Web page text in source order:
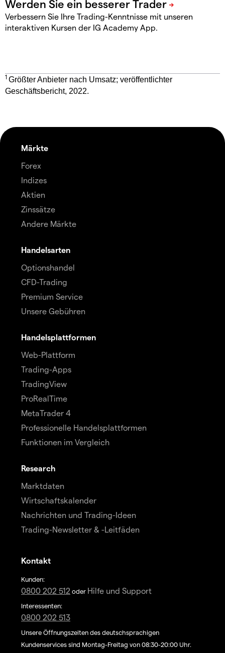
Verbessern Sie Ihre Trading-Kenntnisse mit unseren
interaktiven Kursen der IG Academy App.
1 Größter Anbieter nach Umsatz; veröffentlichter
Geschäftsbericht, 2022.
Märkte
Forex
Indizes
Aktien
Zinssätze
Andere Märkte
Handelsarten
Optionshandel
CFD-Trading
Premium Service
Unsere Gebühren
Handelsplattformen
Web-Plattform
Trading-Apps
TradingView
ProRealTime
MetaTrader 4
Professionelle Handelsplattformen
Funktionen im Vergleich
Research
Marktdaten
Wirtschaftskalender
Nachrichten und Trading-Ideen
Trading-Newsletter & -Leitfäden
Kontakt
Kunden:
0800 202 512 oder Hilfe und Support
Interessenten:
0800 202 513
Unsere Öffnungszeiten des deutschsprachigen
Kundenservices sind Montag-Freitag von 08:30-20:00 Uhr.